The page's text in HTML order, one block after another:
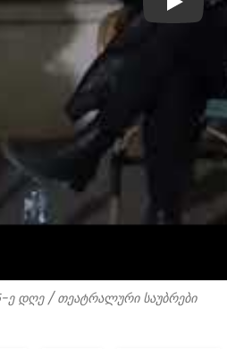
PLAY
ე დღე / თეატრალური საუბრები